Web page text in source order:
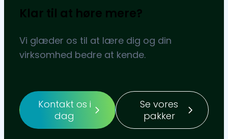
Klar til at høre mere?
Vi glæder os til at lære dig og din
virksomhed bedre at kende.
Kontakt os i
dag
Se vores
pakker